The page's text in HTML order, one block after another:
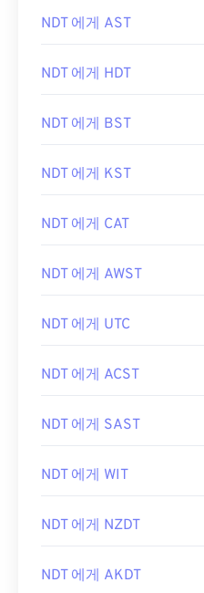
NDT 에게 AST
NDT 에게 HDT
NDT 에게 BST
NDT 에게 KST
NDT 에게 CAT
NDT 에게 AWST
NDT 에게 UTC
NDT 에게 ACST
NDT 에게 SAST
NDT 에게 WIT
NDT 에게 NZDT
NDT 에게 AKDT